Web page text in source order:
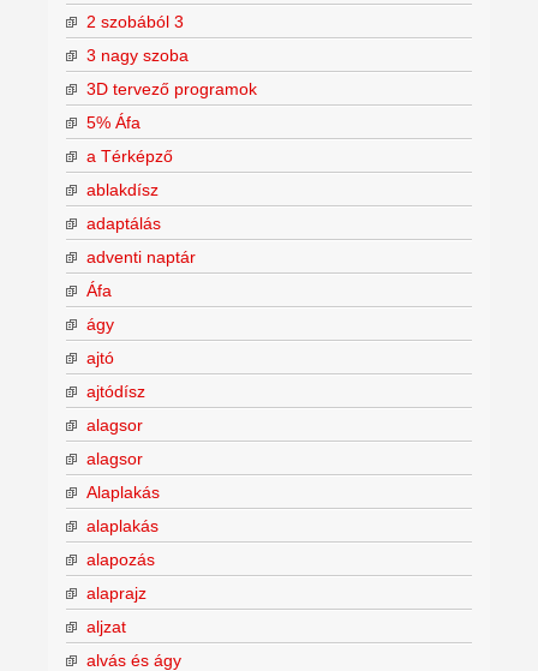
2 szobából 3
3 nagy szoba
3D tervező programok
5% Áfa
a Térképző
ablakdísz
adaptálás
adventi naptár
Áfa
ágy
ajtó
ajtódísz
alagsor
alagsor
Alaplakás
alaplakás
alapozás
alaprajz
aljzat
alvás és ágy